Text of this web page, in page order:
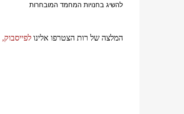
להשיג בחנויות המחמד המובחרות
המלצה של רות הצטרפו אלינולפייסבוק,